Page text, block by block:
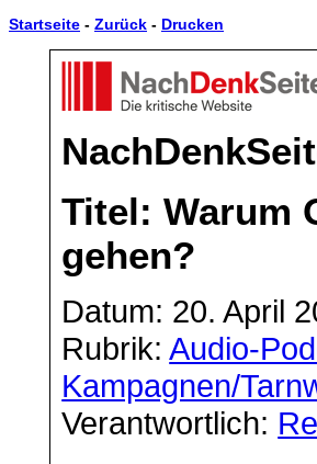
Startseite - Zurück - Drucken
Titel: Warum
gehen?
Datum: 20. April
Rubrik:Audio-
Kampagnen/
Verantwortlich: